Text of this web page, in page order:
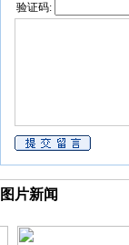
验证码:
图片新闻